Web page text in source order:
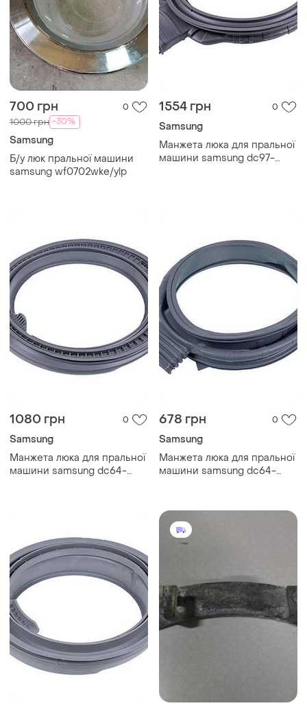
700 грн 0
1000 грн -30%
Samsung
Б/у люк пральної машини
samsung wf0702wke/ylp
1554 грн 0
Samsung
Манжета люка для пральної
машини samsung dc97-
1080 грн 0
Samsung
Манжета люка для пральної
машини samsung dc64-
678 грн 0
Samsung
Манжета люка для пральної
машини samsung dc64-